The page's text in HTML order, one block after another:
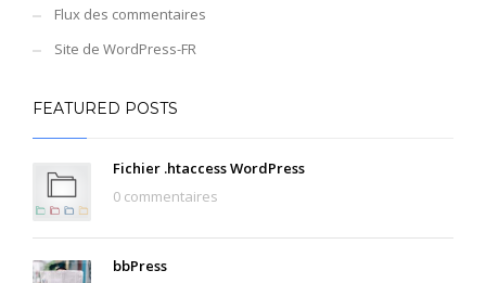
Flux des commentaires
Site de WordPress-FR
FEATURED POSTS
Fichier .htaccess WordPress
0 commentaires
bbPress